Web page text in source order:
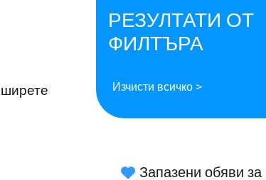
РЕЗУЛТАТИ ОТ
ФИЛТЪРА
Изчисти всичко >
Запазени обяви за